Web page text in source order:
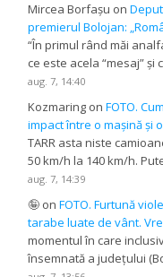
Mircea Borfașu on
premierul Bolojan:
“În primul rând măi
ce este acela “mesaj”
aug. 7, 14:40
Kozmaring onFOTO.
impact între o mașină și
TARR asta niste
50 km/h la 140 km/h.
aug. 7, 14:39
🤪 onFOTO. Furtună
tarabe luate de vânt.
momentul în care
însemnată a județului